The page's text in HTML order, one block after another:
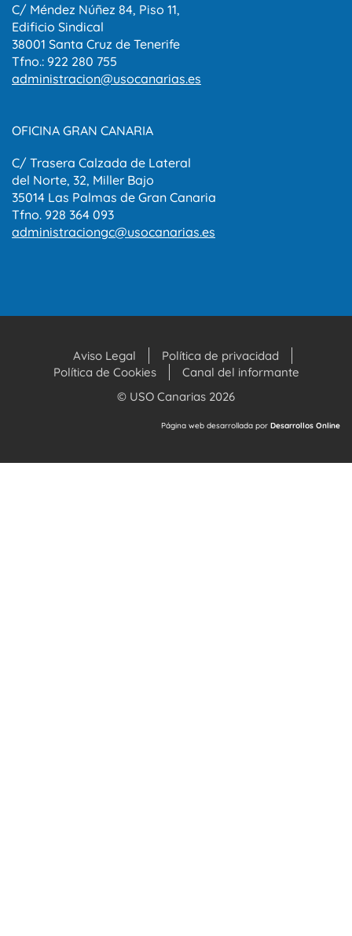
C/ Méndez Núñez 84, Piso 11,
Edificio Sindical
38001 Santa Cruz de Tenerife
Tfno.: 922 280 755
administracion@usocanarias.es
OFICINA GRAN CANARIA
C/ Trasera Calzada de Lateral
del Norte, 32, Miller Bajo
35014 Las Palmas de Gran Canaria
Tfno. 928 364 093
administraciongc@usocanarias.es
Aviso Legal
Política de privacidad
Política de Cookies
Canal del informante
© USO Canarias 2026
Página web desarrollada por Desarrollos Online